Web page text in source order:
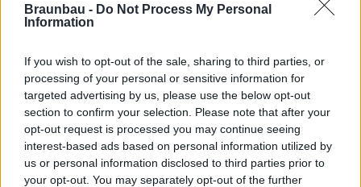
Braunbau - Do Not Process My Personal
Information
If you wish to opt-out of the sale, sharing to third parties, or
processing of your personal or sensitive information for
targeted advertising by us, please use the below opt-out
section to confirm your selection. Please note that after your
opt-out request is processed you may continue seeing
interest-based ads based on personal information utilized by
us or personal information disclosed to third parties prior to
your opt-out. You may separately opt-out of the further
Hétfő-péntek:07:30-16:30
Szombat: 07:30-12:00